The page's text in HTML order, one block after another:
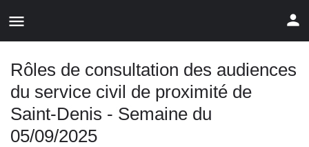
Rôles de consultation des audiences
du service civil de proximité de
Saint-Denis - Semaine du
05/09/2025